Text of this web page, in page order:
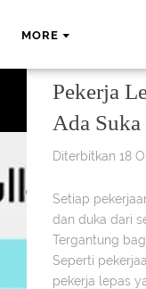
MORE
Pekerja
Ada
Diterbitkan 18
Setiap
dan duka dari
Tergantung
Seperti
pekerja lepas